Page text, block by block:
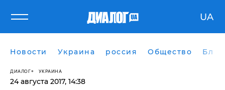
UA
Новости Украина россия Общество
ДИАЛОГ УКРАИНА
24 августа 2017, 14:38